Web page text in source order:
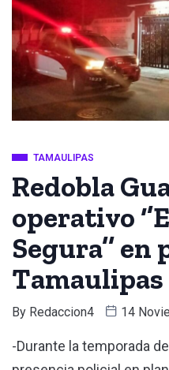
TAMAULIPAS
Redobla
operativo
Segura’’
Tamaulipas
By Redaccion4 14
-Durante la temporada